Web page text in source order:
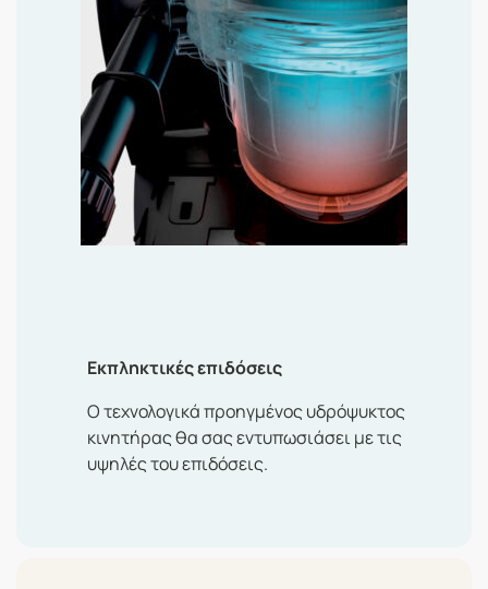
Εκπληκτικές επιδόσεις
Ο τεχνολογικά προηγμένος υδρόψυκτος
κινητήρας θα σας εντυπωσιάσει με τις
υψηλές του επιδόσεις.